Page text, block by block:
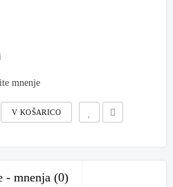
mnenje
- mnenja (0)